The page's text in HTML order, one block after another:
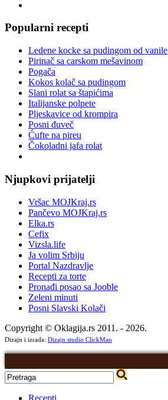
Popularni recepti
Ledene kocke sa pudingom od vanile
Pirinač sa carskom mešavinom
Pogača
Kokos kolač sa pudingom
Slani rolat sa štapićima
Italijanske polpete
Pljeskavice od krompira
Posni đuveč
Ćufte na pireu
Čokoladni jafa rolat
Njupkovi prijatelji
Vršac MOJKraj.rs
Pančevo MOJKraj.rs
Elka.rs
Cefix
Vizsla.life
Ja volim Srbiju
Portal Nazdravlje
Recepti za torte
Pronađi posao sa Jooble
Zeleni minuti
Posni Slavski Kolači
Copyright © Oklagija.rs 2011. - 2026.
Dizajn i izrada: Dizajn studio ClickMan
Recepti